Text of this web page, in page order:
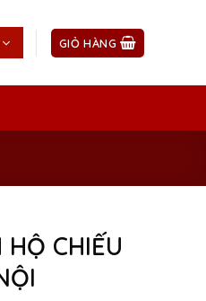
GIỎ HÀNG
CHIẾU